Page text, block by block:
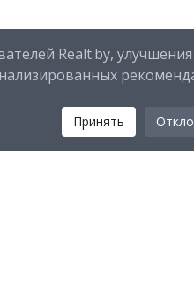
Realt.by, улучшения
Принять